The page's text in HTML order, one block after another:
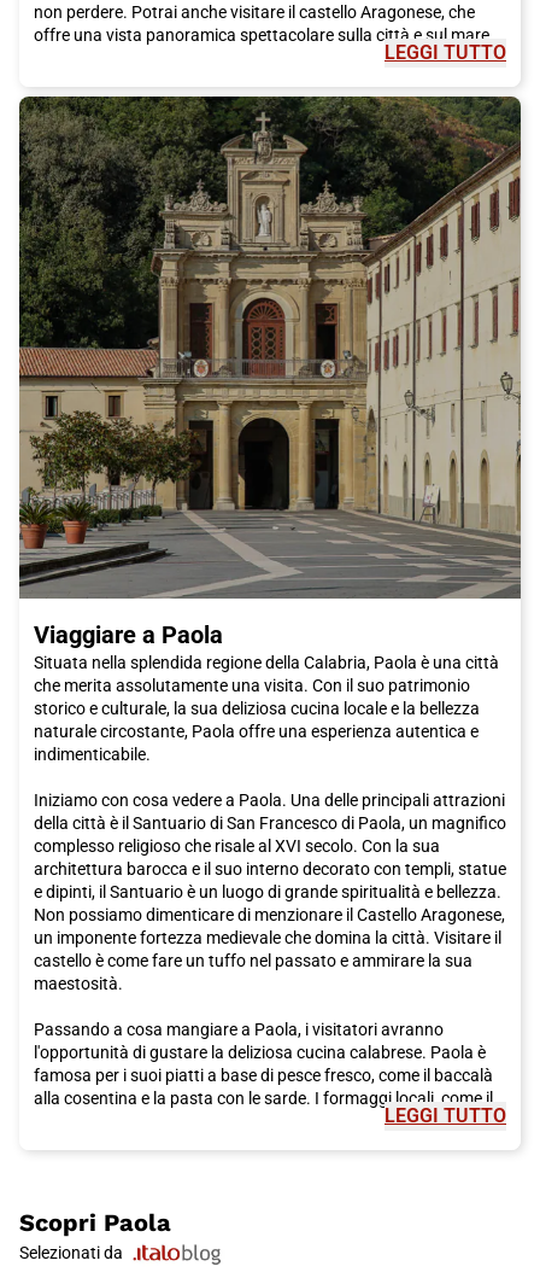
non perdere. Potrai anche visitare il castello Aragonese, che
offre una vista panoramica spettacolare sulla città e sul mare.
Oltre alle meraviglie naturali e storiche, Scalea offre anche
La cucina calabrese è famosa per i suoi sapori intensi e genuini.
Non puoi lasciare la città senza aver assaggiato i piatti tipici
come la 'nduja, il pecorino calabrese e i famosi peperoncini
piccanti. Potrai gustare queste prelibatezze nei numerosi
ristoranti e trattorie presenti in città.
Scalea è anche una base ideale per esplorare i dintorni e
scoprire altre gemme nascoste della Calabria. Puoi fare
escursioni nella vicina Parco Nazionale del Pollino, ammirare le
cascate del Parco Naturale Regionale delle Serre o visitare la
storica città di Cosenza.
Per arrivare a Scalea in modo comodo e veloce, scegli il treno
Italo. Con il suo servizio affidabile e confortevole, potrai goderti
il viaggio e arrivare a destinazione nel minor tempo possibile. Gli
ampi spazi e il comfort a bordo renderanno il tuo viaggio
ancora più piacevole.
Quindi se stai cercando una vacanza all'insegna della bellezza
naturale, della storia e della buona cucina, Scalea è sicuramente
la scelta giusta. Prendi il treno Italo e scopri tutto ciò che
questa incantevole città calabrese ha da offrire. Non vediamo
l'ora di darti il benvenuto a Scalea!
LEGGI TUTTO
Viaggiare a Paola
Situata nella splendida regione della Calabria, Paola è una città
che merita assolutamente una visita. Con il suo patrimonio
storico e culturale, la sua deliziosa cucina locale e la bellezza
naturale circostante, Paola offre una esperienza autentica e
indimenticabile.
Iniziamo con cosa vedere a Paola. Una delle principali attrazioni
della città è il Santuario di San Francesco di Paola, un magnifico
complesso religioso che risale al XVI secolo. Con la sua
architettura barocca e il suo interno decorato con templi, statue
e dipinti, il Santuario è un luogo di grande spiritualità e bellezza.
Non possiamo dimenticare di menzionare il Castello Aragonese,
un imponente fortezza medievale che domina la città. Visitare il
castello è come fare un tuffo nel passato e ammirare la sua
maestosità.
Passando a cosa mangiare a Paola, i visitatori avranno
l'opportunità di gustare la deliziosa cucina calabrese. Paola è
famosa per i suoi piatti a base di pesce fresco, come il baccalà
alla cosentina e la pasta con le sarde. I formaggi locali, come il
pecorino e il caciocavallo, sono anche molto popolari. E non
Oltre al suo ricco patrimonio culturale e alla sua cucina
deliziosa, Paola offre anche molte opportunità per esplorare la
bellezza naturale della regione. A pochi chilometri dalla città si
LEGGI TUTTO
Scopri Paola
Selezionati da